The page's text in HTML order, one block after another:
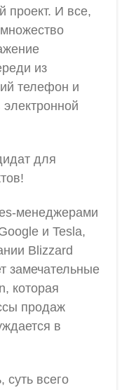
проект. И все,
из
телефон и
для
менеджерами
и Tesla,
Blizzard
замечательные
которая
продаж
в
всего